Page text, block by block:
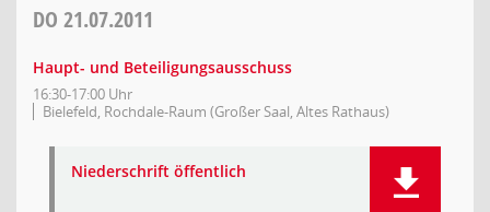
DO 21.07.2011
Haupt- und Beteiligungsausschuss
16:30-17:00 Uhr
Bielefeld, Rochdale-Raum (Großer Saal, Altes Rathaus)
Niederschrift öffentlich